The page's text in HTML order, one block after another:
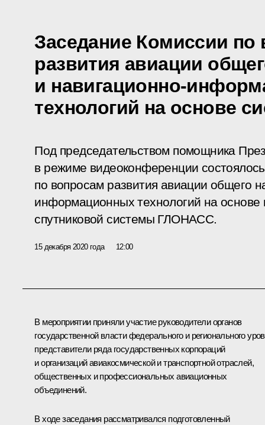
Заседание Комиссии по
развития авиации
и навигационно-
технологий на основе
Под председательством помощника
в режиме видеоконференции
по вопросам развития авиации общего
информационных технологий на основе
спутниковой системы ГЛОНАСС.
15 декабря 2020 года 12:00
В мероприятии приняли участие руководители органов
государственной власти федерального и регионального
представители ряда государственных корпораций
и организаций авиакосмической и транспортной отраслей,
общественных и профессиональных авиационных
объединений.
В ходе заседания рассматривался подготовленный